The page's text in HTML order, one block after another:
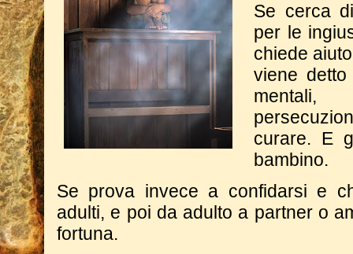
Se cerca
per le
chiede
viene
curare. E
bambino.
Se prova invece a confidarsi e
adulti, e poi da adulto a partner o
fortuna.